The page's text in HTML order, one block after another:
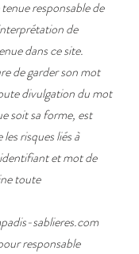
responsable de
de
dans ce site.
de garder son mot
divulgation du mot
soit sa forme, est
risques liés à
et mot de
toute
sablieres.com
responsable